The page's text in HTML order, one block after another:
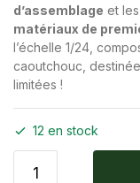
d’assemblage et les
matériaux de
l’échelle 1/24,
caoutchouc,
limitées !
12 en stock